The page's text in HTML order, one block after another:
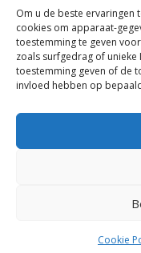
Om u de beste ervaringen
cookies om apparaat-
toestemming te geven
zoals surfgedrag of unieke
toestemming geven of de
invloed hebben op
Cookie
Daniel 1:5-21
[CC